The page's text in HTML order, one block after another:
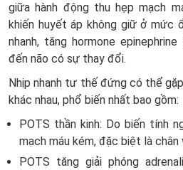
giữa hành động thu hẹp mạch
khiến huyết áp không giữ ở mức
nhanh, tăng hormone
đến não có sự thay đổi.
Nhịp nhanh tư thế đứng có thể
khác nhau, phổ biến nhất bao gồm:
POTS thần kinh: Do biến tính
mạch máu kém, đặc biệt là chân
POTS tăng giải phóng